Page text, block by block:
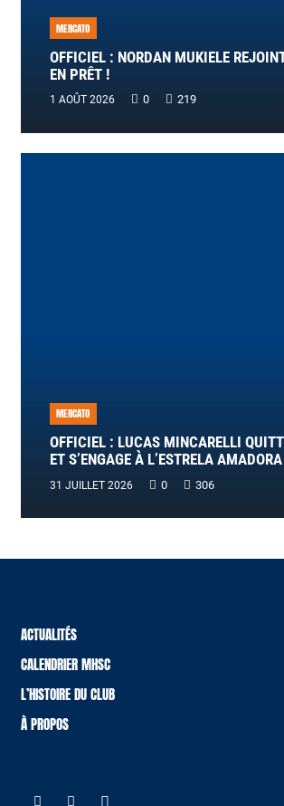
MERCATO
OFFICIEL : NORDAN MUKIELE
EN PRÊT !
1 AOÛT 2026 0 219
MERCATO
OFFICIEL : LUCAS MINCARELLI
ET S’ENGAGE À L’ESTRELA AMADORA
31 JUILLET 2026 0 306
ACTUALITÉS
CALENDRIER MHSC
L’HISTOIRE DU CLUB
À PROPOS